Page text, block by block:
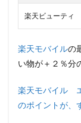
楽天ビューティ
楽天モバイルの
い物が＋２％分
楽天モバイル
のポイントが、